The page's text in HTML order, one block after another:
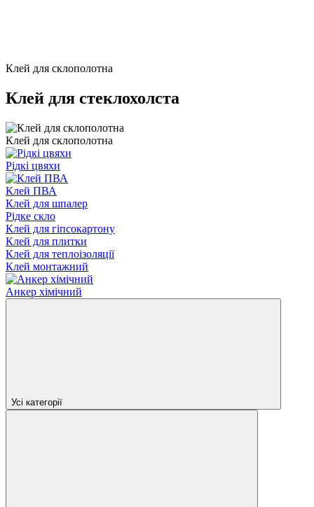
Клей для склополотна
Клей для стеклохолста
Клей для склополотна
Рідкі цвяхи
Клей ПВА
Клей для шпалер
Рідке скло
Клей для гіпсокартону
Клей для плитки
Клей для теплоізоляції
Клей монтажний
Анкер хімічний
Усі категорії